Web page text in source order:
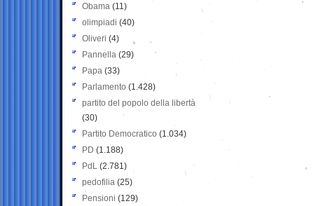
Obama (11)
olimpiadi (40)
Oliveri (4)
Pannella (29)
Papa (33)
Parlamento (1.428)
partito del popolo della libertà
(30)
Partito Democratico (1.034)
PD (1.188)
PdL (2.781)
pedofilia (25)
Pensioni (129)